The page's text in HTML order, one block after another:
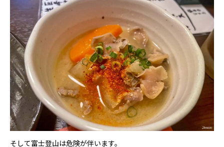
そして富士登山は危険が伴います。